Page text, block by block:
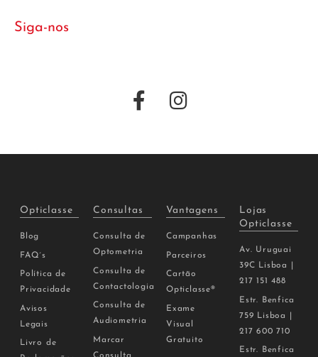
Siga-nos
Opticlasse
Blog
FAQ´s
Política de
Privacidade
Avisos
Legais
Livro de
Consultas
Consulta de
Optometria
Consulta de
Contactologia
Consulta de
Audiometria
Marcar
Vantagens
Campanhas
Parceiros
Cartão
Opticlasse®
Exame
Visual
Gratuito
Lojas
Opticlasse
Av. Uruguai
39C Lisboa |
217 151 488
Estr. Benfica
759 Lisboa |
217 600 710
Estr. Benfica